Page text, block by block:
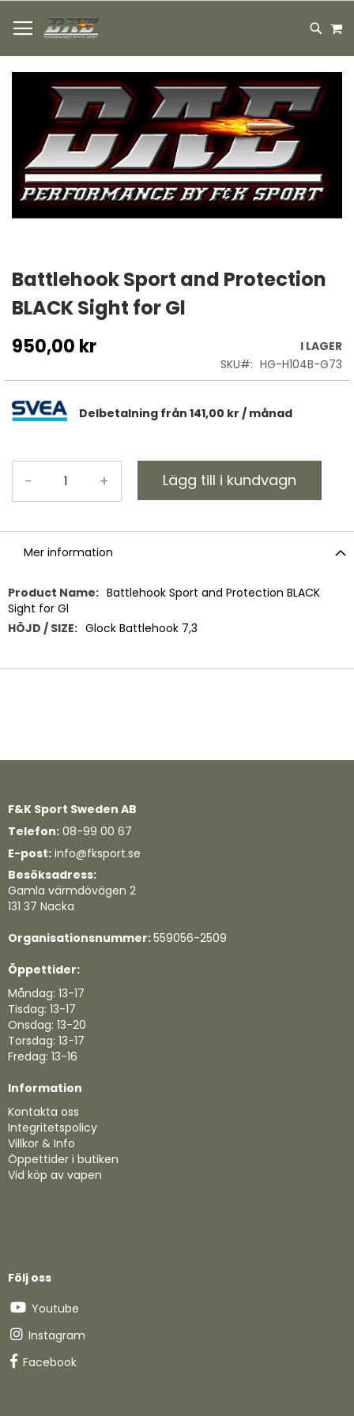
TILL
INNEHÅLLET
bildgalleriet
till
början
av
bildgalleriet
Battlehook Sport and Protection
BLACK Sight for Gl
950,00 kr
I LAGER
SKU
HG-H104B-G73
Delbetalning från 141,00 kr / månad
- + Lägg till i kundvagn
Mer information
Mer
information
Battlehook Sport and Protection BLACK
Sight for Gl
Glock Battlehook 7,3
F&K Sport Sweden AB
Telefon: 08-99 00 67
E-post: info@fksport.se
Besöksadress:
Gamla värmdövägen 2
131 37 Nacka
Organisationsnummer:559056-2509
Öppettider:
Måndag: 13-17
Tisdag: 13-17
Onsdag: 13-20
Torsdag: 13-17
Fredag: 13-16
Information
Kontakta oss
Integritetspolicy
Villkor & Info
Öppettider i butiken
Vid köp av vapen
Följ oss
Youtube
Instagram
Facebook